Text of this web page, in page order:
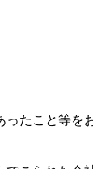
たこと等を